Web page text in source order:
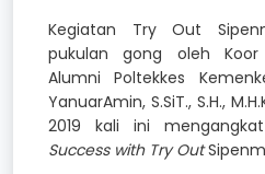
Kegiatan Try Out
pukulan gong oleh Koor
Alumni Poltekkes
YanuarAmin, S.SiT., S.H.,
2019 kali ini
Success with Try Out